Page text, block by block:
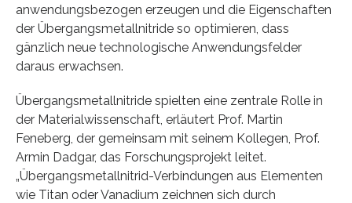
anwendungsbezogen erzeugen und die Eigenschaften
der Übergangsmetallnitride so optimieren, dass
gänzlich neue technologische Anwendungsfelder
daraus erwachsen.
Übergangsmetallnitride spielten eine zentrale Rolle in
der Materialwissenschaft, erläutert Prof. Martin
Feneberg, der gemeinsam mit seinem Kollegen, Prof.
Armin Dadgar, das Forschungsprojekt leitet.
„Übergangsmetallnitrid-Verbindungen aus Elementen
wie Titan oder Vanadium zeichnen sich durch